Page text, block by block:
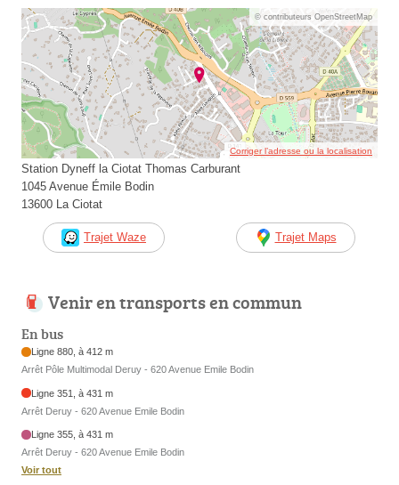
© contributeurs OpenStreetMap
Corriger l’adresse ou la localisation
Station Dyneff la Ciotat Thomas Carburant
1045 Avenue Émile Bodin
13600 La Ciotat
Trajet Waze Trajet Maps
Venir en transports en commun
En bus
Ligne 880, à 412 m
Arrêt Pôle Multimodal Deruy - 620 Avenue Emile Bodin
Ligne 351, à 431 m
Arrêt Deruy - 620 Avenue Emile Bodin
Ligne 355, à 431 m
Arrêt Deruy - 620 Avenue Emile Bodin
Voir tout